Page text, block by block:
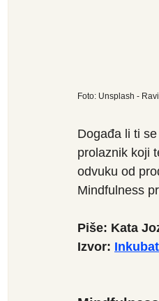
Foto: Unsplash -
Događa li ti
prolaznik koji
odvuku od
Mindfulness
Piše: Kata
Izvor: